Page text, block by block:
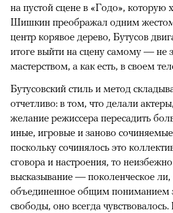
на пустой сцене в «Годо», которую
Шишкин преображал одним
центр корявое дерево, Бутусов
итоге выйти на сцену самому —
мастерством, а как есть, в своем
Бутусовский стиль и метод
отчетливо: в том, что делали
желание режиссера пересадить
иные, игровые и заново
поскольку сочинялось это
сговора и настроения, то
высказывание — поколенческое ли,
объединенное общим пониманием
свободы, оно всегда